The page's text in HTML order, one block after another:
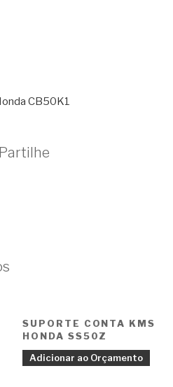
CB50K1
SUPORTE CONTA KMS
HONDA SS50Z
Adicionar ao Orçamento